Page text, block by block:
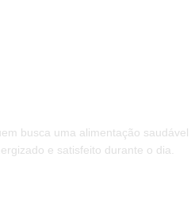
busca uma alimentação
e satisfeito durante o dia.